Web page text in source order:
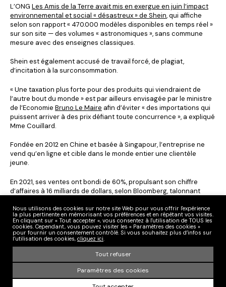
L’ONG Les Amis de la Terre avait mis en exergue en juin l’impact
environnemental et social « désastreux » de Shein, qui affiche
selon son rapport « 470.000 modèles disponibles en temps réel »
sur son site — des volumes « astronomiques », sans commune
mesure avec des enseignes classiques.
Shein est également accusé de travail forcé, de plagiat,
d’incitation à la surconsommation.
« Une taxation plus forte pour des produits qui viendraient de
l’autre bout du monde » est par ailleurs envisagée par le ministre
de l’Economie Bruno Le Maire afin d’éviter « des importations qui
puissent arriver à des prix défiant toute concurrence », a expliqué
Mme Couillard.
Fondée en 2012 en Chine et basée à Singapour, l’entreprise ne
vend qu’en ligne et cible dans le monde entier une clientèle
jeune.
En 2021, ses ventes ont bondi de 60%, propulsant son chiffre
d’affaires à 16 milliards de dollars, selon Bloomberg, talonnant
La marque a assuré en mai, dans un entretien à l’AFP, être un
fabricant « à la demande », « capable de (la) mesurer très
finement », ce qui permet de réduire de manière « drastique » les
invendus et donc la production de déchets.
A lire –Fashion Netwwork / AFP
Nous utilisons des cookies sur notre site Web pour vous offrir l'expérience
la plus pertinente en mémorisant vos préférences et en répétant vos visites.
En cliquant sur « Tout accepter », vous consentez à l'utilisation de TOUS les
cookies. Cependant, vous pouvez visiter les « Paramètres des cookies »
pour fournir un consentement contrôlé. Si vous souhaitez plus d’infos sur
l’utilisation des cookies, cliquez ici.
Tout refuser
Paramètres des cookies